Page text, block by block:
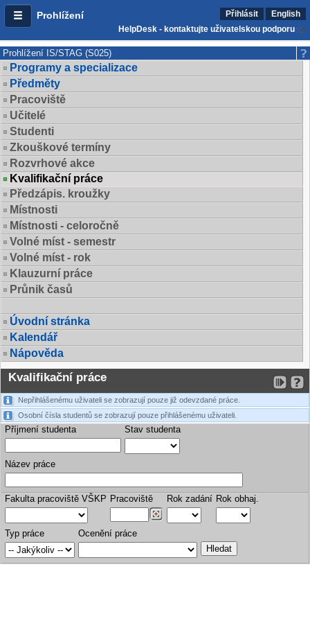
Prohlížení Přihlásit
English
HelpDesk - kontaktujte uživatelskou podporu
Prohlížení IS/STAG (S025)
Programy a specializace
Předměty
Pracoviště
Učitelé
Studenti
Zkouškové termíny
Rozvrhové akce
Kvalifikační práce
Předzápis. kroužky
Místnosti
Místnosti - celoročně
Volné míst - semestr
Volné míst - rok
Klauzurní práce
Průnik časů
Úvodní stránka
Kalendář
Nápověda
Kvalifikační práce
Nepřihlášenému uživateli se zobrazují pouze již odevzdané práce.
Osobní čísla studentů se zobrazují pouze přihlášenému uživateli.
Příjmení studenta Stav studenta
Název práce
Fakulta pracoviště VŠKP Pracoviště Rok zadání Rok obhaj.
Typ práce Ocenění práce